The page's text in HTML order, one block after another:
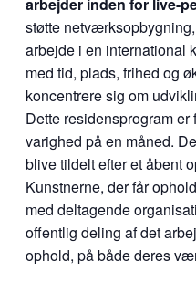
arbejder inden for live-
støtte
arbejde i en international
med tid, plads, frihed og
koncentrere sig om
Dette residensprogram
varighed på en måned.
blive tildelt efter et åbent
Kunstnerne, der får
med deltagende
offentlig deling af det
ophold, på både deres